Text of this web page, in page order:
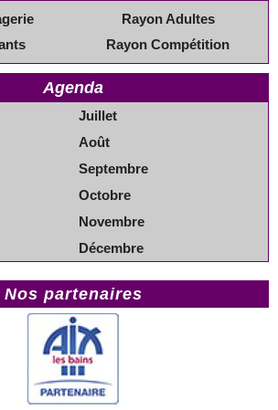
Rayon Adultes
Rayon Compétition
Agenda
Juillet
Août
Septembre
Octobre
Novembre
Décembre
Nos partenaires